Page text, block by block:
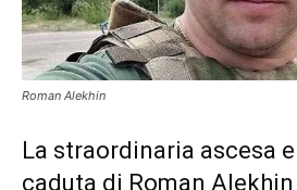
Roman Alekhin
La straordinaria ascesa
caduta di Roman